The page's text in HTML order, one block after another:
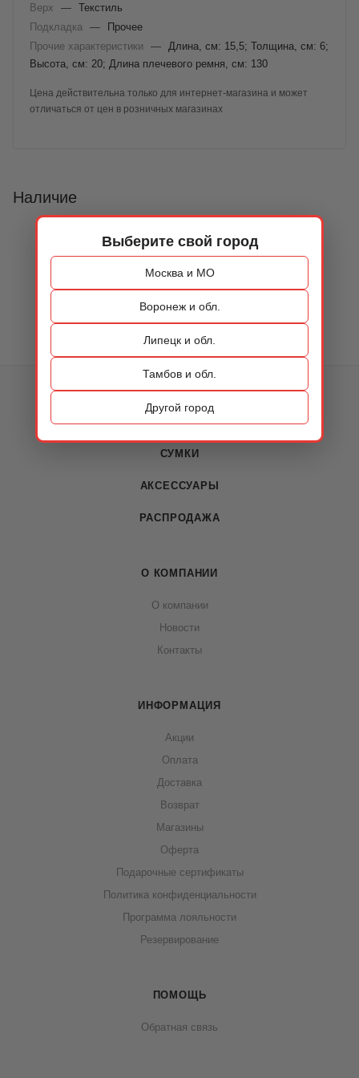
Выберите свой город
Москва и МО
Воронеж и обл.
Липецк и обл.
Тамбов и обл.
Другой город
Верх
— Текстиль
Подкладка
—
Прочее
Прочие характеристики
—
Длина, см: 15,5; Толщина, см: 6;
Высота, см: 20; Длина плечевого ремня, см: 130
Цена действительна только для интернет-магазина и может
отличаться от цен в розничных магазинах
Наличие
КАТАЛОГ
ОБУВЬ
СУМКИ
АКСЕССУАРЫ
РАСПРОДАЖА
О КОМПАНИИ
О компании
Новости
Контакты
ИНФОРМАЦИЯ
Акции
Оплата
Доставка
Возврат
Магазины
Оферта
Подарочные сертификаты
Политика конфиденциальности
Программа лояльности
Резервирование
ПОМОЩЬ
Обратная связь